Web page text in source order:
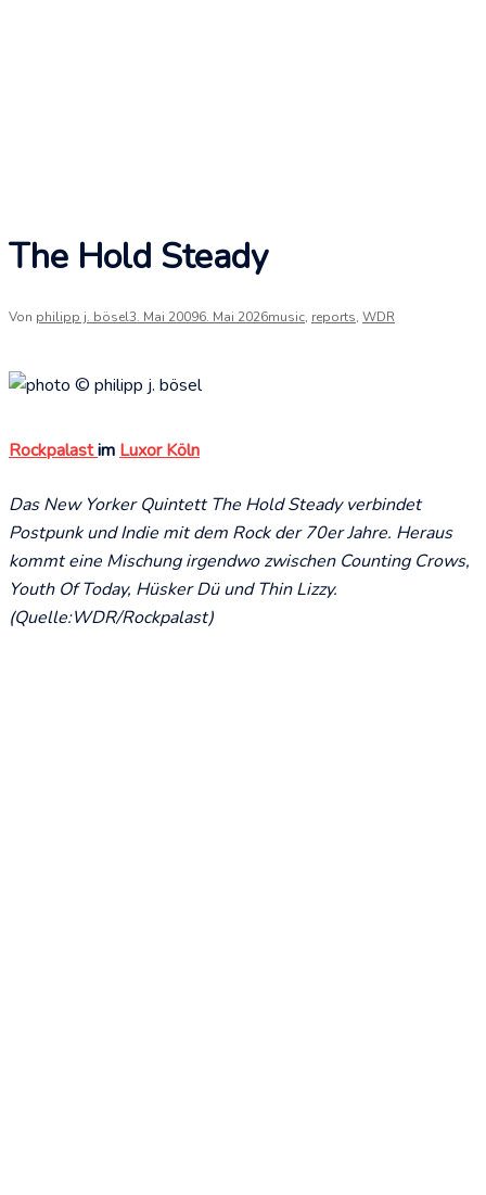
The Hold Steady
Von philipp j. bösel3. Mai 20096. Mai 2026music, reports, WDR
Rockpalastim Luxor Köln
Das New Yorker Quintett The Hold Steady verbindet
Postpunk und Indie mit dem Rock der 70er Jahre. Heraus
kommt eine Mischung irgendwo zwischen Counting Crows,
Youth Of Today, Hüsker Dü und Thin Lizzy.
(Quelle:WDR/Rockpalast)